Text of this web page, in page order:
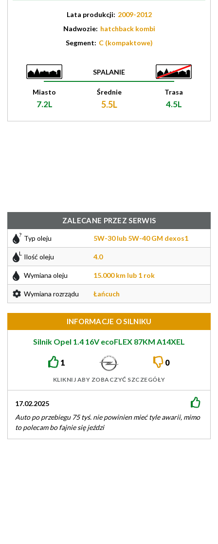
Lata produkcji: 2009-2012
Nadwozie: hatchback kombi
Segment: C (kompaktowe)
SPALANIE
Miasto
7.2L
Średnie
5.5L
Trasa
4.5L
ZALECANE PRZEZ SERWIS
Typ oleju 5W-30 lub 5W-40 GM dexos1
Ilość oleju 4.0
Wymiana oleju 15.000 km lub 1 rok
Wymiana rozrządu Łańcuch
INFORMACJE O SILNIKU
Silnik Opel 1.4 16V ecoFLEX 87KM A14XEL
1 0
KLIKNIJ ABY ZOBACZYĆ SZCZEGÓŁY
17.02.2025
Auto po przebiegu 75 tyś. nie powinien mieć tyle awarii, mimo
to polecam bo fajnie się jeździ